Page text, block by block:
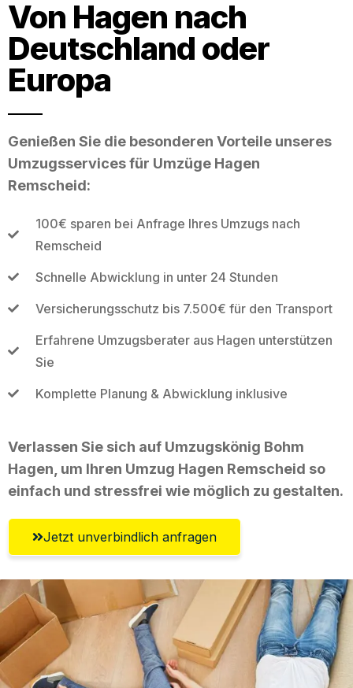
Von Hagen nach
Deutschland oder
Europa
Genießen Sie die besonderen Vorteile unseres
Umzugsservices für Umzüge Hagen
Remscheid:
100€ sparen bei Anfrage Ihres Umzugs nach
Remscheid
Schnelle Abwicklung in unter 24 Stunden
Versicherungsschutz bis 7.500€ für den Transport
Erfahrene Umzugsberater aus Hagen unterstützen
Sie
Komplette Planung & Abwicklung inklusive
Verlassen Sie sich auf Umzugskönig Bohm
Hagen, um Ihren Umzug Hagen Remscheid so
einfach und stressfrei wie möglich zu gestalten.
Jetzt unverbindlich anfragen